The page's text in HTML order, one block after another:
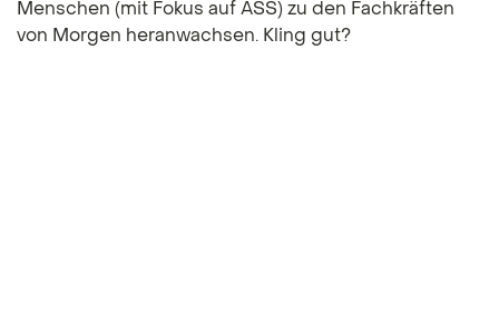
Menschen (mit Fokus auf ASS) zu den Fachkräften
von Morgen heranwachsen. Kling gut?